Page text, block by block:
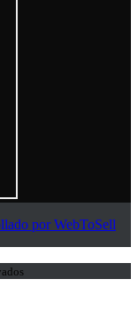
por WebToSell